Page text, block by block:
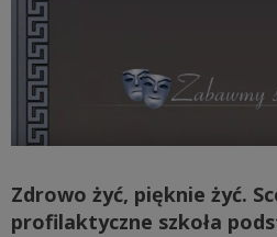
Zdrowo żyć, pięknie żyć.
profilaktyczne szkoła